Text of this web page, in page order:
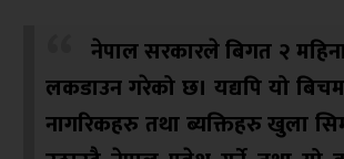
नेपाल सरकारले बिगत २
लकडाउन गरेको छ। यद्यपि यो
नागरिकहरु तथा ब्यक्तिहरु खुला